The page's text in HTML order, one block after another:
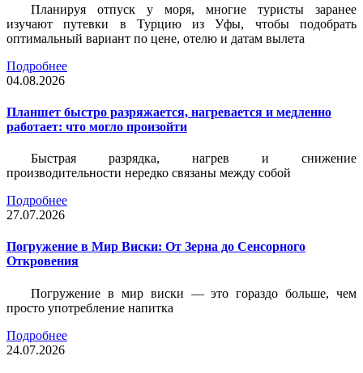
Планируя отпуск у моря, многие туристы заранее
изучают путевки в Турцию из Уфы, чтобы подобрать
оптимальный вариант по цене, отелю и датам вылета
Подробнее
04.08.2026
Планшет быстро разряжается, нагревается и медленно
работает: что могло произойти
Быстрая разрядка, нагрев и снижение
производительности нередко связаны между собой
Подробнее
27.07.2026
Погружение в Мир Виски: От Зерна до Сенсорного
Откровения
Погружение в мир виски — это гораздо больше, чем
просто употребление напитка
Подробнее
24.07.2026